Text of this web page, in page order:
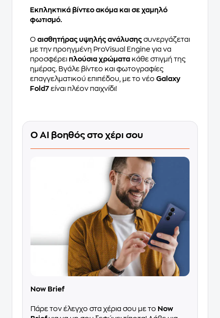
Εκπληκτικά βίντεο ακόμα και σε χαμηλό
φωτισμό.
Ο αισθητήρας υψηλής ανάλυσης συνεργάζεται
με την προηγμένη ProVisual Engine για να
προσφέρει πλούσια χρώματα κάθε στιγμή της
ημέρας. Βγάλε βίντεο και φωτογραφίες
επαγγελματικού επιπέδου, με το νέο Galaxy
Fold7 είναι πλέον παιχνίδι!
Ο ΑΙ βοηθός στο χέρι σου
Now Brief
Πάρε τον έλεγχο στα χέρια σου με το Now